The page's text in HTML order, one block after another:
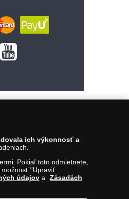
€
ich výkonnosť a
Pokiaľ toto odmietnete,
"Upraviť
údajov a
Zásadách